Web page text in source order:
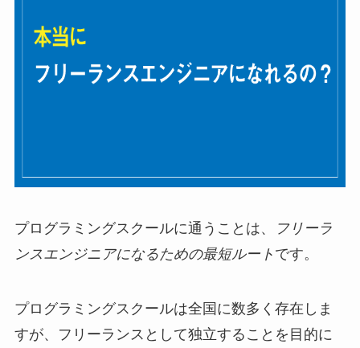
プログラミングスクールに通うことは、
フリーラ
ンスエンジニアになるための最短ルート です。
プログラミングスクールは全国に数多く存在しま
すが、フリーランスとして独立することを目的に